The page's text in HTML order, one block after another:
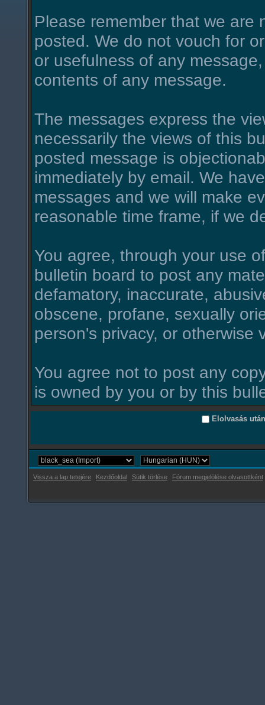
Please remember that we are
posted. We do not vouch for
or usefulness of any
contents of any message.
The messages express the
necessarily the views of this
posted message is
immediately by email. We
messages and we will make
reasonable time frame, if we
You agree, through your use
bulletin board to post any
defamatory, inaccurate,
obscene, profane, sexually
person's privacy, or otherwise
You agree not to post any
is owned by you or by this
Elolvasás
Vissza a lap tetejére Kezdőoldal Sütik törlése Fórum megjelölése olvasottként